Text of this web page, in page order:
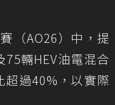
（AO26）中，提
輛HEV油電混合
超過40%，以實際